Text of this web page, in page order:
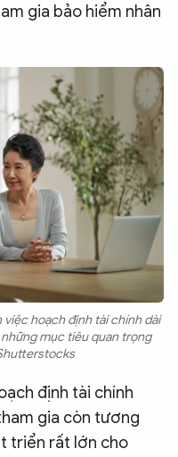
gia bảo hiểm nhân
hoạch định tài chính dài
mục tiêu quan trọng
định tài chính
gia còn tương
triển rất lớn cho